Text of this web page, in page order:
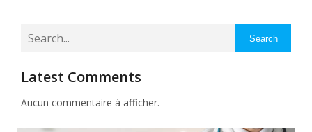
Search
Latest Comments
Aucun commentaire à afficher.